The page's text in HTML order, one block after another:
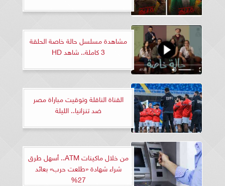
مشاهدة مسلسل حالة خاصة الحلقة
3 كاملة.. شاهد HD
القناة الناقلة وتوقيت مباراة مصر
ضد تنزانيا.. الليلة
من خلال ماكينات ATM.. أسهل طرق
شراء شهادة «طلعت حرب» بعائد
27%